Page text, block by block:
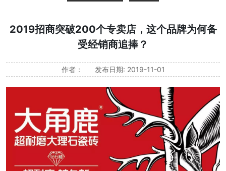
2019招商突破200个专卖店，这个品牌为何备
受经销商追捧？
作者： 发布日期: 2019-11-01